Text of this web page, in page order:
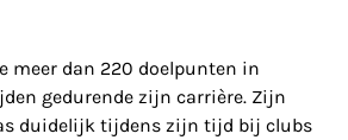
meer dan 220 doelpunten in
gedurende zijn carrière. Zijn
duidelijk tijdens zijn tijd bij clubs